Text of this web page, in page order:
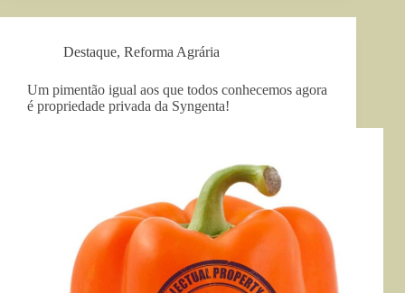
Destaque, Reforma Agrária
Um pimentão igual aos que todos conhecemos agora
é propriedade privada da Syngenta!